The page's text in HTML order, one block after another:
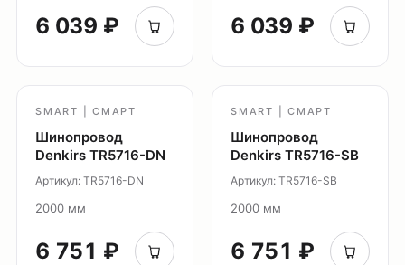
6 039 ₽ 6 039 ₽
SMART | СМАРТ
Шинопровод
Denkirs TR5716-DN
Артикул: TR5716-DN
2000 мм
6 751 ₽
SMART | СМАРТ
Шинопровод
Denkirs TR5716-SB
Артикул: TR5716-SB
2000 мм
6 751 ₽
Партнерам
Модуль Slim LED
Светильники Inviz